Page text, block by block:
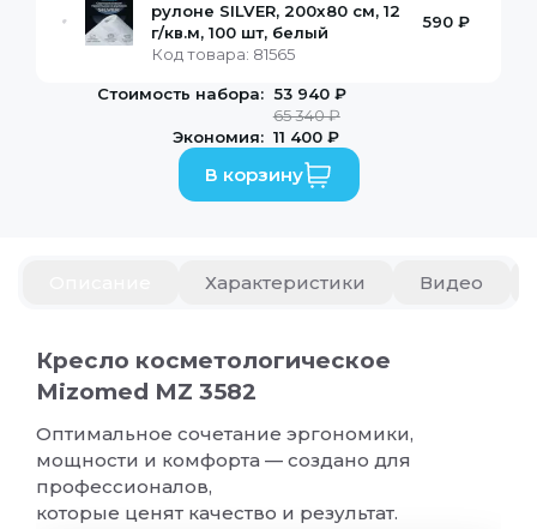
рулоне SILVER, 200x80 см, 12
г/кв.м, 100 шт, белый
Код товара: 81565
590 ₽
Стоимость набора: 53 940 ₽
65 340 ₽
Экономия: 11 400 ₽
В корзину
которые ценят качество и результат.
Эко Кожа высокого качества. Устойчива к
Характеристики Видео
Кресло косметологическое
Mizomed MZ 3582
Оптимальное сочетание эргономики,
мощности и комфорта — создано для
профессионалов,
которые ценят качество и результат.